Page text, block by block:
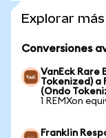
Explorar
Conversiones
VanEck Rare
Tokenized) a
(Ondo
1 REMXon
Franklin